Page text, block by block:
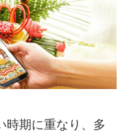
時期に重なり、多